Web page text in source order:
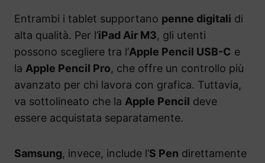
Entrambi i tablet supportano penne digitali di
alta qualità. Per l’iPad Air M3, gli utenti
possono scegliere tra l’Apple Pencil USB-C e
la Apple Pencil Pro, che offre un controllo più
avanzato per chi lavora con grafica. Tuttavia,
va sottolineato che la Apple Pencil deve
essere acquistata separatamente.
Samsung, invece, include l’S Pen direttamente